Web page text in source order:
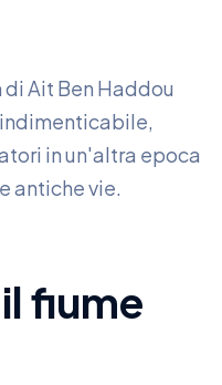
Ait Ben Haddou
in un'altra epoca
antiche vie.
fiume